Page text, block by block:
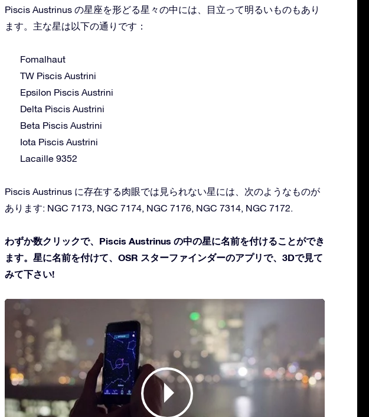
Piscis Austrinus の星座を形どる星々の中には、目立って明るいものもあり
ます。主な星は以下の通りです：
Fomalhaut
TW Piscis Austrini
Epsilon Piscis Austrini
Delta Piscis Austrini
Beta Piscis Austrini
Iota Piscis Austrini
Lacaille 9352
Piscis Austrinus に存在する肉眼では見られない星には、次のようなものが
あります: NGC 7173, NGC 7174, NGC 7176, NGC 7314, NGC 7172.
わずか数クリックで、Piscis Austrinus の中の星に名前を付けることができ
ます。星に名前を付けて、OSR スターファインダーのアプリで、3Dで見て
みて下さい!